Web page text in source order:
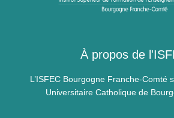
À propos de
L’ISFEC Bourgogne Franche-Comté
Universitaire Catholique de